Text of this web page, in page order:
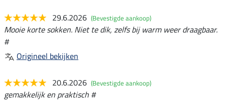
29.6.2026 (Bevestigde aankoop)
Mooie korte sokken. Niet te dik, zelfs bij warm weer draagbaar.
#
Origineel bekijken
20.6.2026 (Bevestigde aankoop)
gemakkelijk en praktisch #